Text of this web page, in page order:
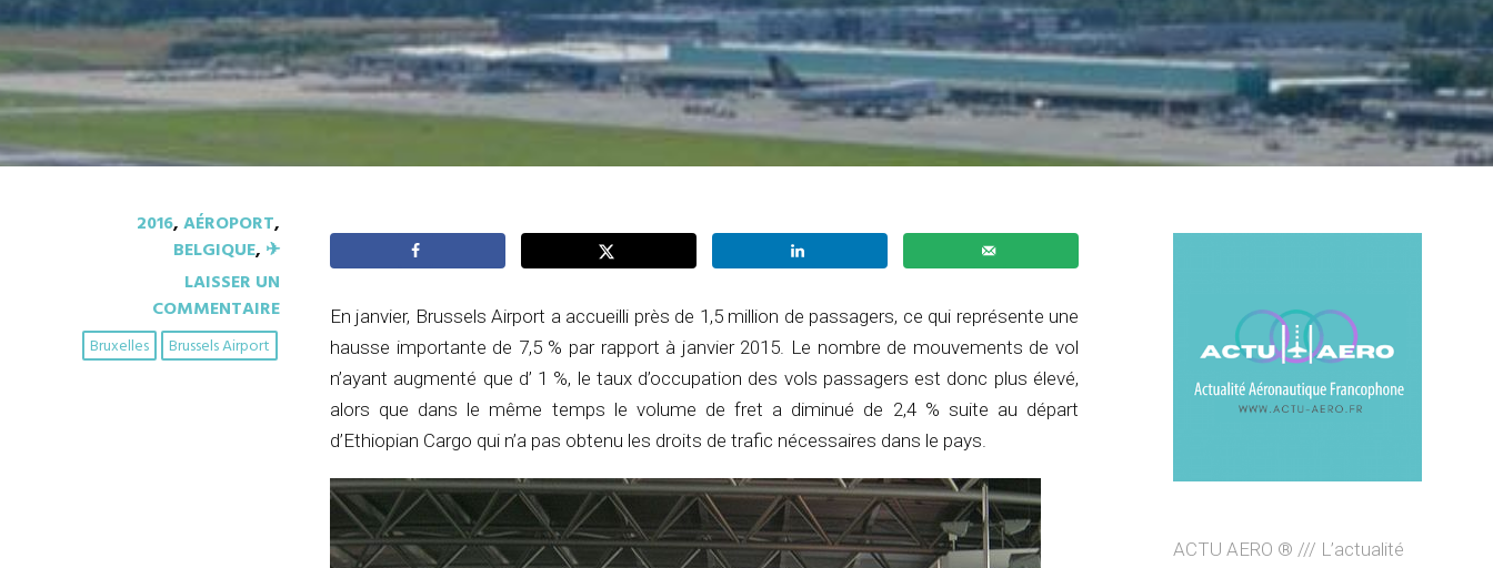
2016,AÉROPORT,
BELGIQUE, ✈︎
LAISSER UN
COMMENTAIRE
Brussels Airport
Bruxelles
En janvier, Brussels Airport a accueilli près de 1,5 million de passagers, ce qui représente une
hausse importante de 7,5 % par rapport à janvier 2015. Le nombre de mouvements de vol
n’ayant augmenté que d’ 1 %, le taux d’occupation des vols passagers est donc plus élevé,
alors que dans le même temps le volume de fret a diminué de 2,4 % suite au départ
d’Ethiopian Cargo qui n’a pas obtenu les droits de trafic nécessaires dans le pays.
ACTU AERO ® /// L’actualité